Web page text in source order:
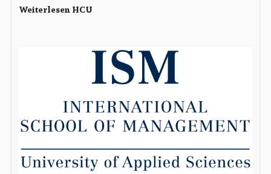
Weiterlesen HCU